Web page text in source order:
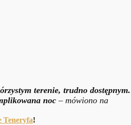
terenie, trudno dostępnym.
noc– mówiono na
Teneryfa!